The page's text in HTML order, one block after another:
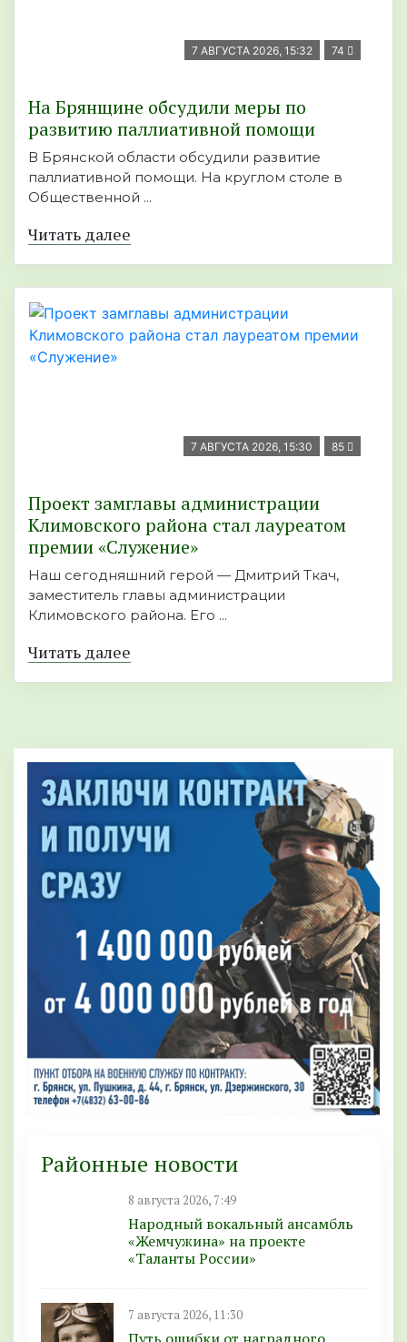
7 АВГУСТА 2026, 15:32 74
На Брянщине обсудили меры по
развитию паллиативной помощи
В Брянской области обсудили развитие
паллиативной помощи. На круглом столе в
Общественной ...
Читать далее
7 АВГУСТА 2026, 15:30 85
Проект замглавы администрации
Климовского района стал лауреатом
премии «Служение»
Наш сегодняшний герой — Дмитрий Ткач,
заместитель главы администрации
Климовского района. Его ...
Читать далее
Районные новости
8 августа 2026, 7:49
Народный вокальный ансамбль
«Жемчужина» на проекте
«Таланты России»
7 августа 2026, 11:30